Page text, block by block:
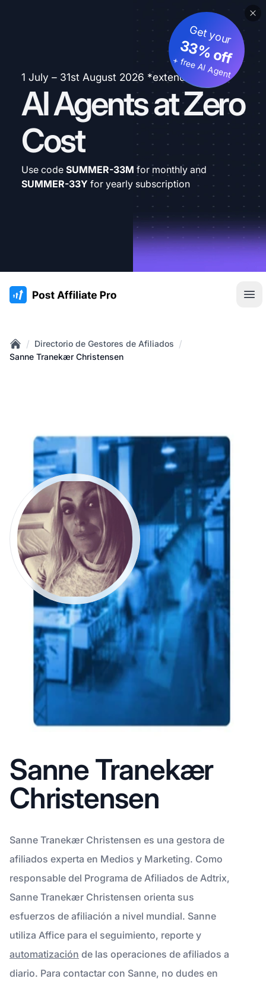
1 July – 31st August 2026 *extended
AI Agents at Zero
Cost
Get your
33% off
+ free AI Agent
Use code SUMMER-33M for monthly and
SUMMER-33Y for yearly subscription
:site.title
Home
/ Directorio de Gestores de Afiliados /
Sanne Tranekær Christensen
Sanne Tranekær
Christensen
Sanne Tranekær Christensen es una gestora de
afiliados experta en Medios y Marketing. Como
responsable del Programa de Afiliados de Adtrix,
Sanne Tranekær Christensen orienta sus
esfuerzos de afiliación a nivel mundial. Sanne
utiliza Affice para el seguimiento, reporte y
automatización de las operaciones de afiliados a
diario. Para contactar con Sanne, no dudes en